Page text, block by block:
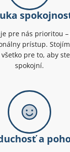
pre nás prioritou
prístup.
pre to, aby
spokojní.
a